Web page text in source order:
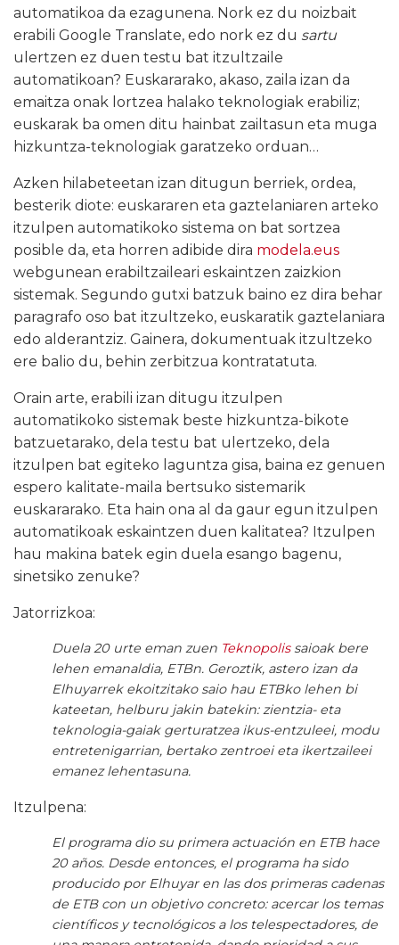
automatikoa da ezagunena. Nork ez du noizbait
erabili Google Translate, edo nork ez du sartu
ulertzen ez duen testu bat itzultzaile
automatikoan? Euskararako, akaso, zaila izan da
emaitza onak lortzea halako teknologiak erabiliz;
euskarak ba omen ditu hainbat zailtasun eta muga
hizkuntza-teknologiak garatzeko orduan…
Azken hilabeteetan izan ditugun berriek, ordea,
besterik diote: euskararen eta gaztelaniaren arteko
itzulpen automatikoko sistema on bat sortzea
posible da, eta horren adibide dira modela.eus
webgunean erabiltzaileari eskaintzen zaizkion
sistemak. Segundo gutxi batzuk baino ez dira behar
paragrafo oso bat itzultzeko, euskaratik gaztelaniara
edo alderantziz. Gainera, dokumentuak itzultzeko
ere balio du, behin zerbitzua kontratatuta.
Orain arte, erabili izan ditugu itzulpen
automatikoko sistemak beste hizkuntza-bikote
batzuetarako, dela testu bat ulertzeko, dela
itzulpen bat egiteko laguntza gisa, baina ez genuen
espero kalitate-maila bertsuko sistemarik
euskararako. Eta hain ona al da gaur egun itzulpen
automatikoak eskaintzen duen kalitatea? Itzulpen
hau makina batek egin duela esango bagenu,
sinetsiko zenuke?
Jatorrizkoa:
Duela 20 urte eman zuen Teknopolis saioak bere
lehen emanaldia, ETBn. Geroztik, astero izan da
Elhuyarrek ekoitzitako saio hau ETBko lehen bi
kateetan, helburu jakin batekin: zientzia- eta
teknologia-gaiak gerturatzea ikus-entzuleei, modu
entretenigarrian, bertako zentroei eta ikertzaileei
emanez lehentasuna.
Itzulpena:
El programa dio su primera actuación en ETB hace
20 años. Desde entonces, el programa ha sido
producido por Elhuyar en las dos primeras cadenas
de ETB con un objetivo concreto: acercar los temas
científicos y tecnológicos a los telespectadores, de